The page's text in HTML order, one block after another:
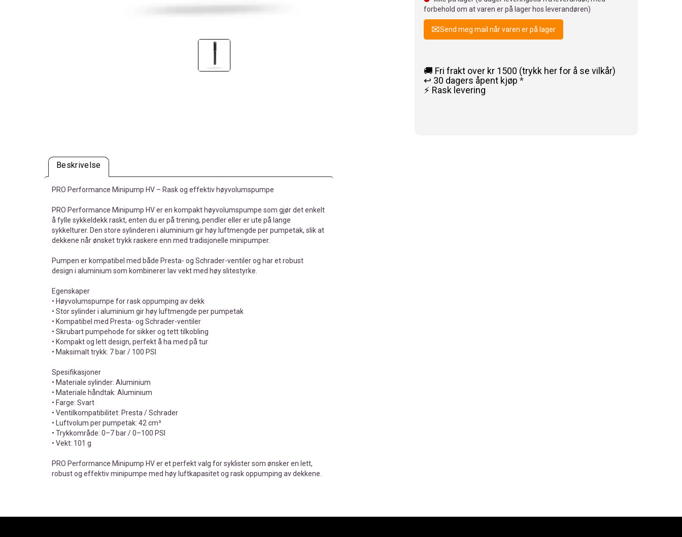
forbehold om at varen er på lager hos leverandøren)
Send meg mail når varen er på lager
🚚 Fri frakt over kr 1500 (trykk her for å se vilkår)
↩️ 30 dagers åpent kjøp*
⚡ Rask levering
Beskrivelse
PRO Performance Minipump HV – Rask og effektiv høyvolumspumpe
PRO Performance Minipump HV er en kompakt høyvolumspumpe som gjør det enkelt
å fylle sykkeldekk raskt, enten du er på trening, pendler eller er ute på lange
sykkelturer. Den store sylinderen i aluminium gir høy luftmengde per pumpetak, slik at
dekkene når ønsket trykk raskere enn med tradisjonelle minipumper.
Pumpen er kompatibel med både Presta- og Schrader-ventiler og har et robust
design i aluminium som kombinerer lav vekt med høy slitestyrke.
Egenskaper
• Høyvolumspumpe for rask oppumping av dekk
• Stor sylinder i aluminium gir høy luftmengde per pumpetak
• Kompatibel med Presta- og Schrader-ventiler
• Skrubart pumpehode for sikker og tett tilkobling
• Kompakt og lett design, perfekt å ha med på tur
• Maksimalt trykk: 7 bar / 100 PSI
Spesifikasjoner
• Materiale sylinder: Aluminium
• Materiale håndtak: Aluminium
• Farge: Svart
• Ventilkompatibilitet: Presta / Schrader
• Luftvolum per pumpetak: 42 cm³
• Trykkområde: 0–7 bar / 0–100 PSI
• Vekt: 101 g
PRO Performance Minipump HV er et perfekt valg for syklister som ønsker en lett,
robust og effektiv minipumpe med høy luftkapasitet og rask oppumping av dekkene.